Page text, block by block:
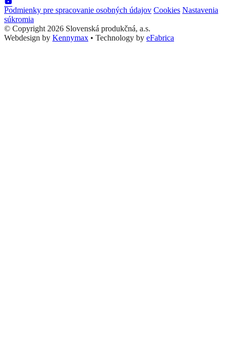
Podmienky pre spracovanie osobných údajov Cookies Nastavenia
súkromia
© Copyright 2026 Slovenská produkčná, a.s.
Webdesign by Kennymax • Technology by eFabrica